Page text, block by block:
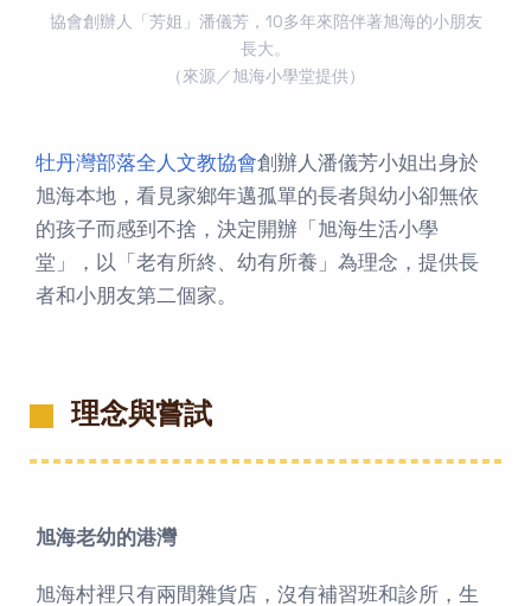
協會創辦人「芳姐」潘儀芳，10多年來陪伴著旭海的小朋友
長大。
（來源／旭海小學堂提供）
牡丹灣部落全人文教協會創辦人潘儀芳小姐出身於
旭海本地，看見家鄉年邁孤單的長者與幼小卻無依
的孩子而感到不捨，決定開辦「旭海生活小學
堂」，以「老有所終、幼有所養」為理念，提供長
者和小朋友第二個家。
理念與嘗試
旭海老幼的港灣
旭海村裡只有兩間雜貨店，沒有補習班和診所，生